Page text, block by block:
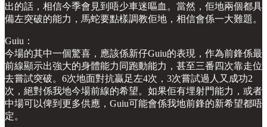
出的話，相信今季會見到唔少車迷嘔血。當然，佢地兩個都具
備左突破的能力，馬蛇要點樣調教佢地，相信會係一大難題。
Guiu：
今場的其中一個驚喜，應該係新仔Guiu的表現，作為前鋒係最
前線顯示出強大的身體能力同跑動能力，甚至三番四次靠走位
去嘗試突破。6次地面對抗贏足左4次，3次嘗試過人又成功2
次，絕對係我地今場前線的希望。如果佢有埋射門能力，或者
中場可以俾到更多供應，Guiu可能會係我地前鋒的新希望都唔
定。